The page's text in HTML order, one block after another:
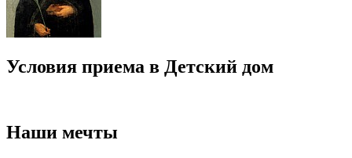
Условия приема в Детский дом
Наши мечты